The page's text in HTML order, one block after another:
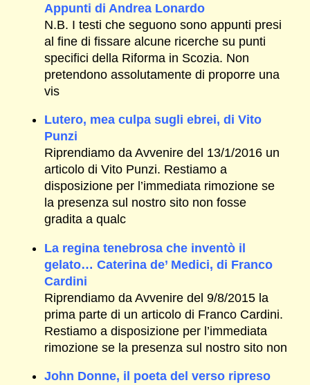
Appunti di Andrea Lonardo
N.B. I testi che seguono sono appunti presi
al fine di fissare alcune ricerche su punti
specifici della Riforma in Scozia. Non
pretendono assolutamente di proporre una
vis
Lutero, mea culpa sugli ebrei, di Vito
Punzi
Riprendiamo da Avvenire del 13/1/2016 un
articolo di Vito Punzi. Restiamo a
disposizione per l’immediata rimozione se
la presenza sul nostro sito non fosse
gradita a qualc
La regina tenebrosa che inventò il
gelato… Caterina de’ Medici, di Franco
Cardini
Riprendiamo da Avvenire del 9/8/2015 la
prima parte di un articolo di Franco Cardini.
Restiamo a disposizione per l’immediata
rimozione se la presenza sul nostro sito non
John Donne, il poeta del verso ripreso